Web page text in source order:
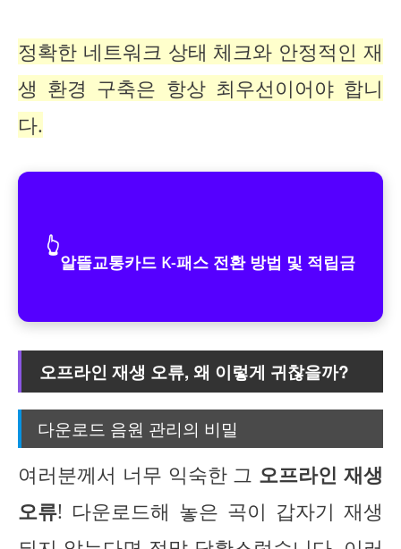
정확한 네트워크 상태 체크와 안정적인 재
생 환경 구축은 항상 최우선이어야 합니
다.
👆
알뜰교통카드 K-패스 전환 방법 및 적립금
오프라인 재생 오류, 왜 이렇게 귀찮을까?
다운로드 음원 관리의 비밀
여러분께서 너무 익숙한 그 오프라인 재생
오류! 다운로드해 놓은 곡이 갑자기 재생